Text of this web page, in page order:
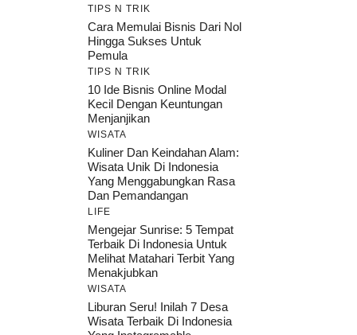
TIPS N TRIK
Cara Memulai Bisnis Dari Nol
Hingga Sukses Untuk
Pemula
TIPS N TRIK
10 Ide Bisnis Online Modal
Kecil Dengan Keuntungan
Menjanjikan
WISATA
Kuliner Dan Keindahan Alam:
Wisata Unik Di Indonesia
Yang Menggabungkan Rasa
Dan Pemandangan
LIFE
Mengejar Sunrise: 5 Tempat
Terbaik Di Indonesia Untuk
Melihat Matahari Terbit Yang
Menakjubkan
WISATA
Liburan Seru! Inilah 7 Desa
Wisata Terbaik Di Indonesia